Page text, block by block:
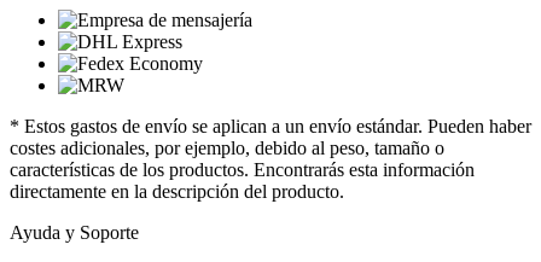
* Estos gastos de envío se aplican a un envío estándar. Pueden haber
costes adicionales, por ejemplo, debido al peso, tamaño o
características de los productos. Encontrarás esta información
directamente en la descripción del producto.
Ayuda y Soporte